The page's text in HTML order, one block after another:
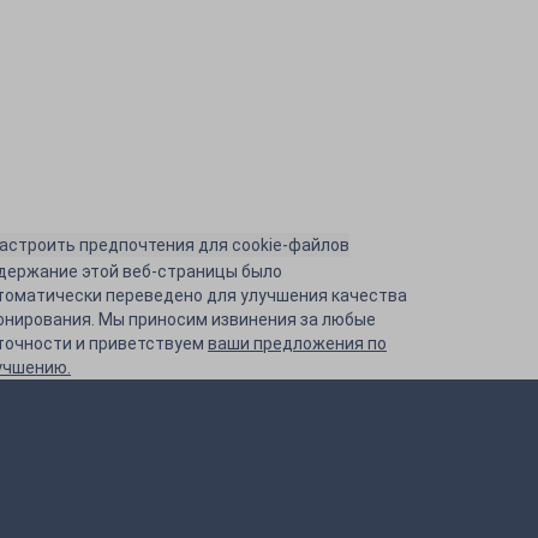
предпочтения для cookie-файлов
этой веб-страницы было
переведено для улучшения качества
Мы приносим извинения за любые
и приветствуем ваши предложения по